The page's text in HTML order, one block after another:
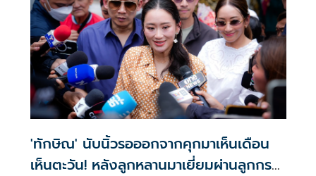
'ทักษิณ' นับนิ้วรอออกจากคุกมาเห็นเดือน
เห็นตะวัน! หลังลูกหลานมาเยี่ยมผ่านลูกกรง